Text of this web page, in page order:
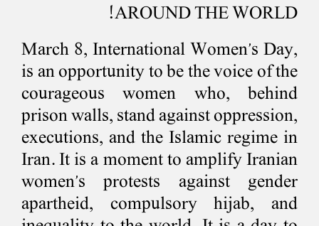
AROUND THE WORLD!
March 8, International Women’s Day,
is an opportunity to be the voice of the
courageous women who, behind
prison walls, stand against oppression,
executions, and the Islamic regime in
Iran. It is a moment to amplify Iranian
women’s protests against gender
apartheid, compulsory hijab, and